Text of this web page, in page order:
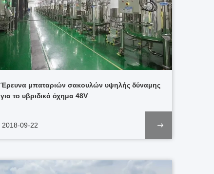
Έρευνα μπαταριών σακουλών υψηλής δύναμης
για το υβριδικό όχημα 48V
2018-09-22